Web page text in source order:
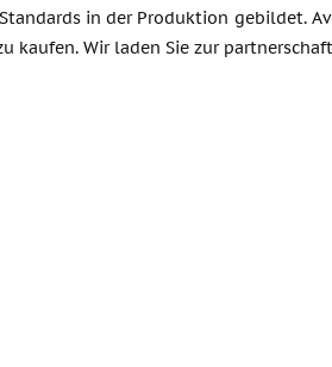
in der Produktion gebildet.
kaufen. Wir laden Sie zur